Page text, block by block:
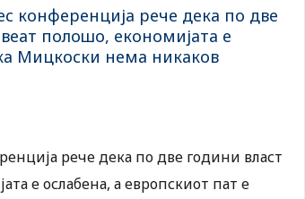
конференција рече дека по две
полошо, економијата е
Мицкоски нема никаков
рече дека по две години власт
е ослабена, а европскиот пат е